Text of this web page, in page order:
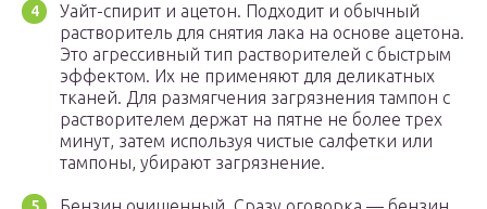
Уайт-спирит и ацетон. Подходит и обычный
растворитель для снятия лака на основе ацетона.
Это агрессивный тип растворителей с быстрым
эффектом. Их не применяют для деликатных
тканей. Для размягчения загрязнения тампон с
растворителем держат на пятне не более трех
минут, затем используя чистые салфетки или
тампоны, убирают загрязнение.